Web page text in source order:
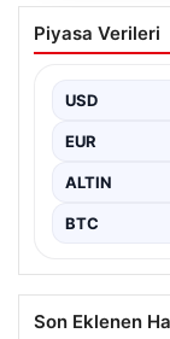
Önüne
Yalova'da
Piyasa Verileri
USD
EUR
ALTIN
BTC
Son Eklenen